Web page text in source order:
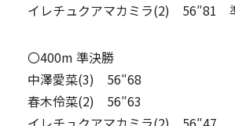
イレチュクアマカミラ(2) 56″81
〇400m 準決勝
中澤愛菜(3) 56″68
春木伶菜(2) 56″63